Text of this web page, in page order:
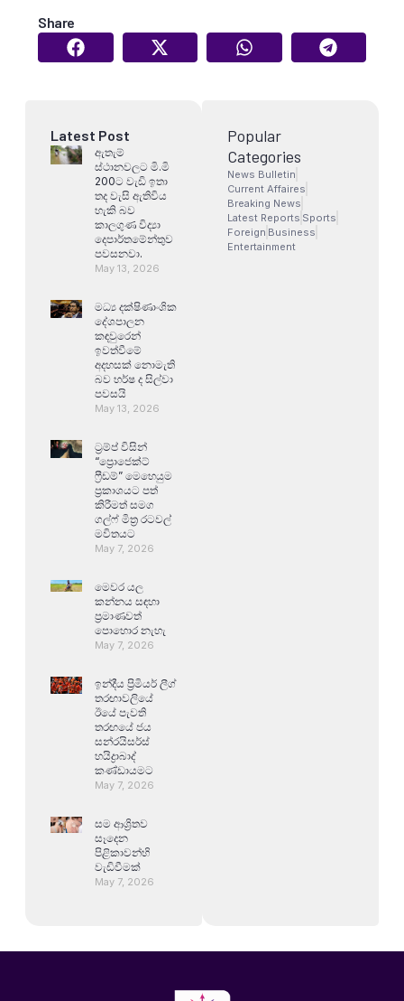
Share
Latest Post
ඇතැම්
ස්ථානවලට මි.මි
200ට වැඩි ඉතා
තද වැසි ඇතිවිය
හැකි බව
කාලගුණ විද්‍යා
දෙපාර්තමේන්තුව
පවසනවා.
May 13, 2026
මධ්‍ය දක්ෂිණාංශික
දේශපාලන
කඳවුරෙන්
ඉවත්වීමේ
අදහසක් නොමැති
බව හර්ෂ ද සිල්වා
පවසයි
May 13, 2026
ට්‍රම්ප් විසින්
“ප්‍රොජෙක්ට්
ෆ්‍රීඩම්” මෙහෙයුම
ප්‍රකාශයට පත්
කිරීමත් සමග
ගල්ෆ් මිත්‍ර රටවල්
මවිතයට
May 7, 2026
මෙවර යල
කන්නය සඳහා
ප්‍රමාණවත්
පොහොර නැහැ
May 7, 2026
ඉන්දීය ප්‍රිමියර් ලීග්
තරඟාවලියේ
ඊයේ පැවති
තරඟයේ ජය
සන්රයිසර්ස්
හයිද්‍රාබාද්
කණ්ඩායමට
May 7, 2026
සම ආශ්‍රිතව
සෑදෙන
පිළිකාවන්හි
වැඩිවීමක්
May 7, 2026
Popular
Categories
News Bulletin
Current Affaires
Breaking News
Latest Reports Sports
Foreign Business
Entertainment